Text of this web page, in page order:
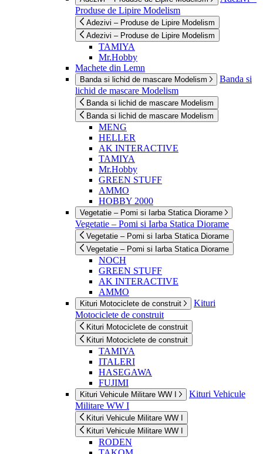
Produse de Lipire Modelism
Adezivi – Produse de Lipire Modelism
Adezivi – Produse de Lipire Modelism
TAMIYA
Mr.Hobby
Machete din Lemn
Banda si lichid de mascare Modelism
Banda si
lichid de mascare Modelism
Banda si lichid de mascare Modelism
Banda si lichid de mascare Modelism
MENG
HELLER
AK INTERACTIVE
TAMIYA
Mr.Hobby
GREEN STUFF
AMMO
HOBBY 2000
Vegetatie – Pomi si Iarba Statica Diorame
Vegetatie – Pomi si Iarba Statica Diorame
Vegetatie – Pomi si Iarba Statica Diorame
Vegetatie – Pomi si Iarba Statica Diorame
NOCH
GREEN STUFF
AK INTERACTIVE
AMMO
Kituri Motociclete de construit
Kituri
Motociclete de construit
Kituri Motociclete de construit
Kituri Motociclete de construit
TAMIYA
ITALERI
HASEGAWA
FUJIMI
Kituri Vehicule Militare WW I
Kituri Vehicule
Militare WW I
Kituri Vehicule Militare WW I
Kituri Vehicule Militare WW I
RODEN